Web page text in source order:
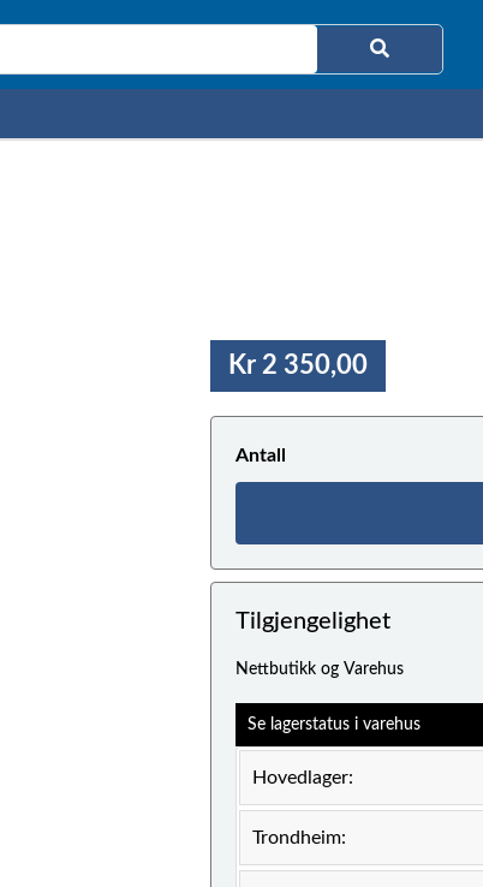
Kr 2 350,00
Antall
Tilgjengelighet
Nettbutikk og Varehus
Se lagerstatus i varehus
Hovedlager:
Trondheim: